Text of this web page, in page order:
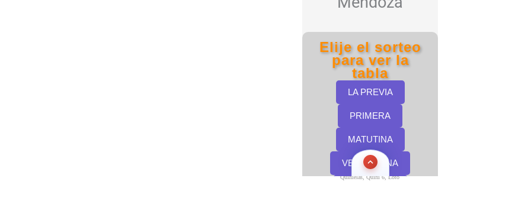
Quinielas, Quini 6, Loto